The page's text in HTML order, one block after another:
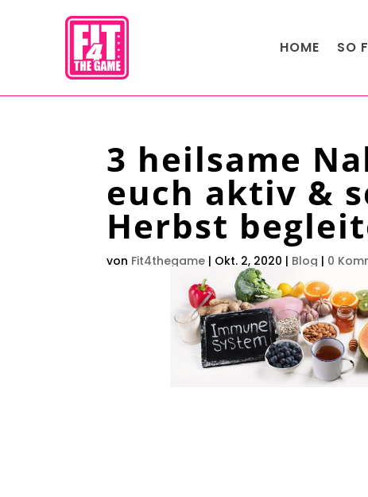
HOME SO
3 heilsame
euch aktiv &
Herbst
von Fit4thegame | Okt. 2, 2020 | Blog | 0